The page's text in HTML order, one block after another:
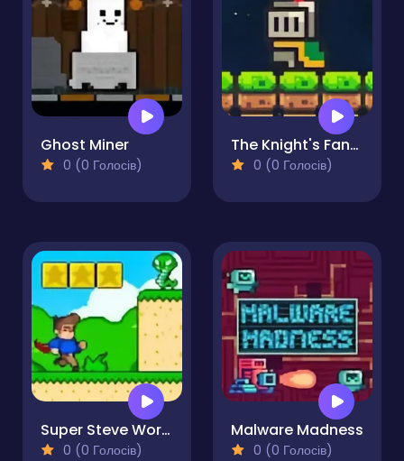
Ghost Miner
0 (0 Голосів)
The Knight's Fantastic Dream
0 (0 Голосів)
Super Steve World
0 (0 Голосів)
Malware Madness
0 (0 Голосів)